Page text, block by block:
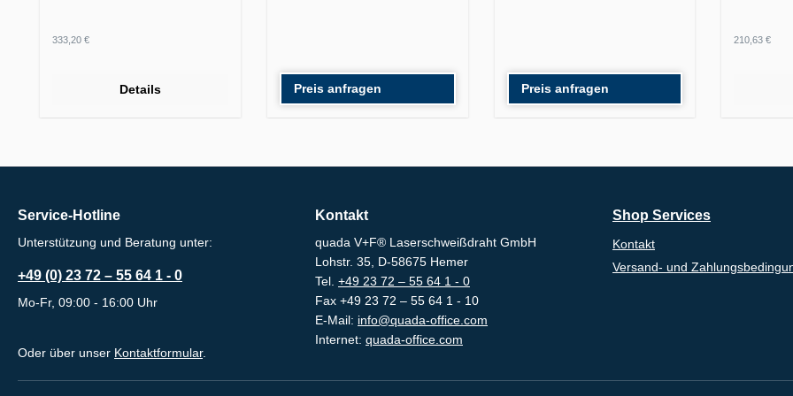
Regulärer Preis:
333,20 €
Details Preis anfragen Preis anfragen
210,63 €
Service-Hotline
Unterstützung und Beratung unter:
+49 (0) 23 72 – 55 64 1 - 0
Mo-Fr, 09:00 - 16:00 Uhr
Oder über unser Kontaktformular.
Kontakt
quada V+F® Laserschweißdraht GmbH
Lohstr. 35, D-58675 Hemer
Tel. +49 23 72 – 55 64 1 - 0
Fax +49 23 72 – 55 64 1 - 10
E-Mail: info@quada-office.com
Internet: quada-office.com
Shop Services
Kontakt
Versand- und